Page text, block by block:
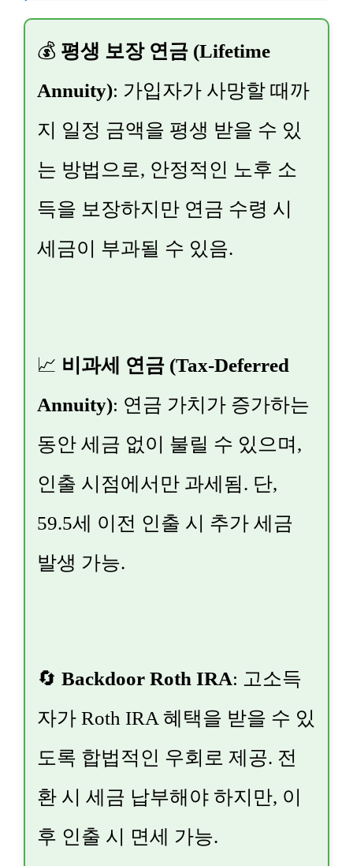
💰 평생 보장 연금 (Lifetime
Annuity): 가입자가 사망할 때까
지 일정 금액을 평생 받을 수 있
는 방법으로, 안정적인 노후 소
득을 보장하지만 연금 수령 시
세금이 부과될 수 있음.
📈 비과세 연금 (Tax-Deferred
Annuity): 연금 가치가 증가하는
동안 세금 없이 불릴 수 있으며,
인출 시점에서만 과세됨. 단,
59.5세 이전 인출 시 추가 세금
발생 가능.
🔄 Backdoor Roth IRA: 고소득
자가 Roth IRA 혜택을 받을 수 있
도록 합법적인 우회로 제공. 전
환 시 세금 납부해야 하지만, 이
후 인출 시 면세 가능.